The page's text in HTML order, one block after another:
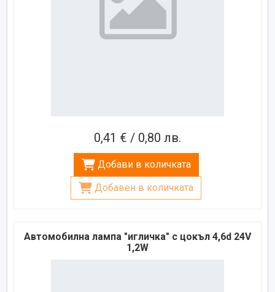
0,41 € / 0,80 лв.
Добави в количката
Добавен в количката
Автомобилна лампа "игличка" с цокъл 4,6d 24V
1,2W